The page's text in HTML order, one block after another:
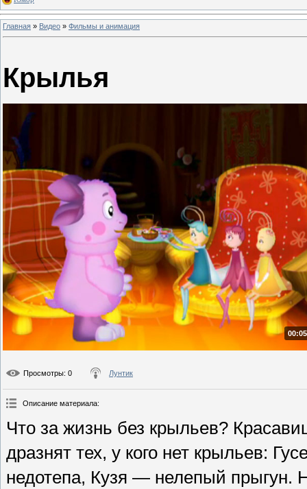
Главная » Видео » Фильмы и анимация
Крылья
Просмотры: 0 Лунтик
Описание материала:
Что за жизнь без крыльев?
дразнят тех, у кого нет крыльев:
недотепа, Кузя — нелепый прыгун.